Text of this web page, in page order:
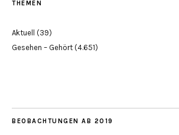
THEMEN
Aktuell (39)
Gesehen – Gehört (4.651)
BEOBACHTUNGEN AB 2019